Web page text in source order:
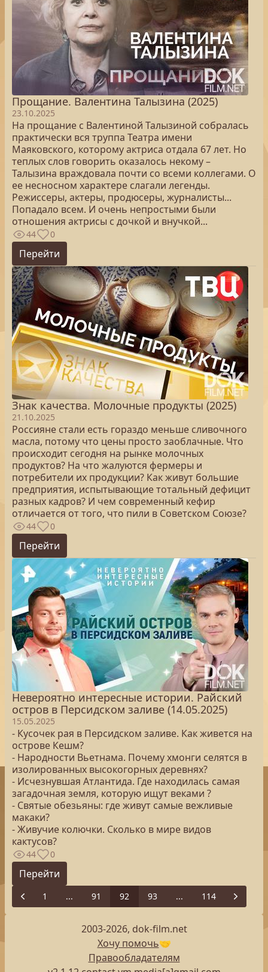
Прощание. Валентина Талызина (2025)
23.10.2025
На прощание с Валентиной Талызиной собралась
практически вся труппа Театра имени
Маяковского, которому актриса отдала 67 лет. Но
теплых слов говорить оказалось некому –
Талызина враждовала почти со всеми коллегами. О
ее несносном характере слагали легенды.
Режиссеры, актеры, продюсеры, журналисты...
Попадало всем. И очень непростыми были
отношения актрисы с дочкой и внучкой...
44 0
Перейти
Знак качества. Молочные продукты (2025)
21.10.2025
Россияне стали есть гораздо меньше сливочного
масла, потому что цены просто заоблачные. Что
происходит сегодня на рынке молочных
продуктов? На что жалуются фермеры и
потребители их продукции? Как живут большие
предприятия, испытывающие тотальный дефицит
разных кадров? И чем современный кефир
отличается от того, что пили в Советском Союзе?
44 0
Перейти
Невероятно интересные истории. Райский
остров в Персидском заливе (14.05.2025)
15.05.2025
- Кусочек рая в Персидском заливе. Как живется на
острове Кешм?
- Народности Вьетнама. Почему хмонги селятся в
изолированных высокогорных деревнях?
- Исчезнувшая Атлантида. Где находилась самая
загадочная земля, которую ищут веками ?
- Святые обезьяны: где живут самые вежливые
макаки?
- Живучие колючки. Сколько в мире видов
кактусов?
44 0
Перейти
Previous
1 ... 91 92 93 ... 114 Next
2003-2026, dok-film.net
Хочу помочь🤝
Правообладателям